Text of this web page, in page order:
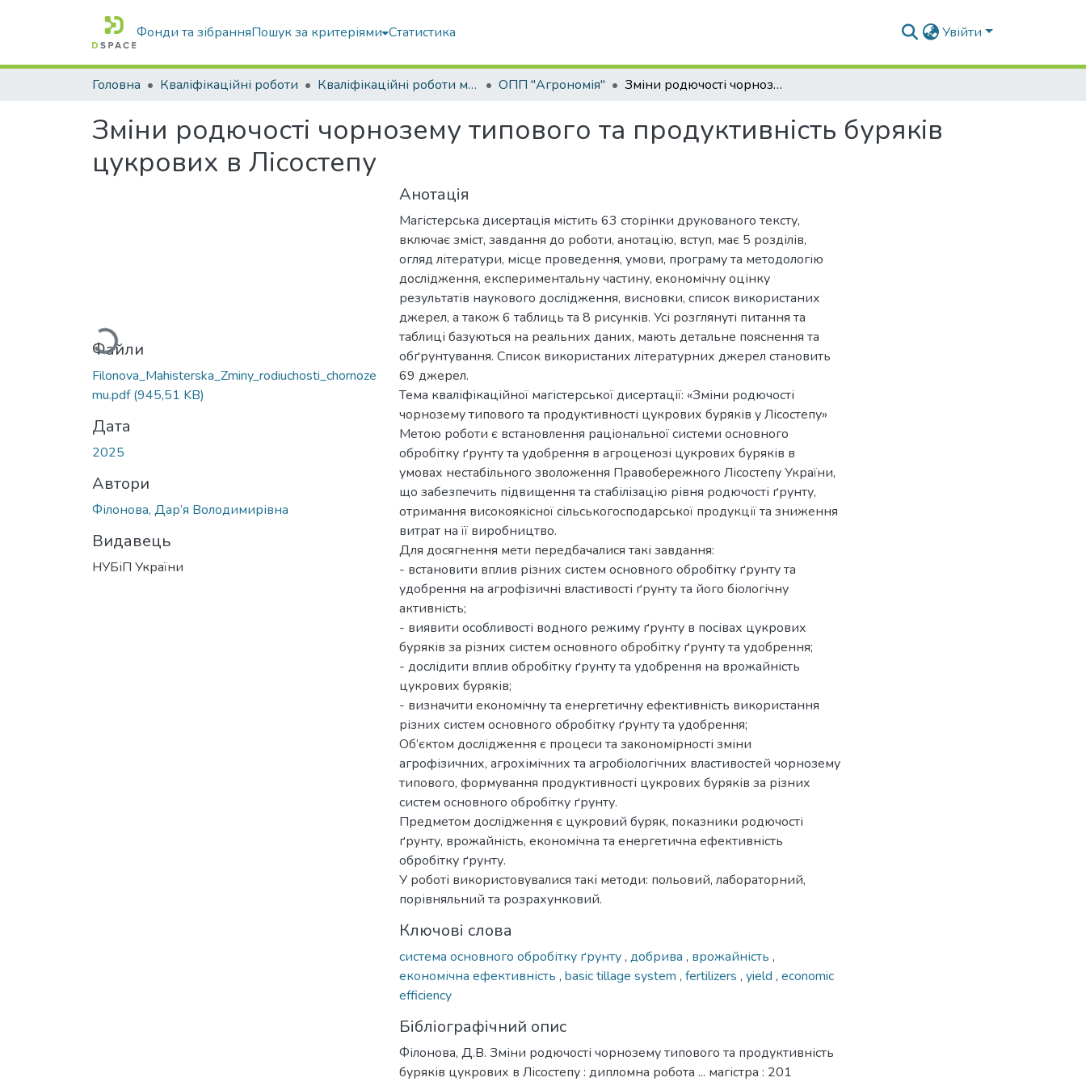
Фонди та зібранняПошук за критеріями Статистика Увійти
Головна Кваліфікаційні роботи Кваліфікаційні роботи магістрів ОПП "Агрономія" Зміни родючості чорнозему типового та продуктивність буряків цукрових в Лісостепу
Зміни родючості чорнозему типового та продуктивність буряків
цукрових в Лісостепу
Вантажиться...
Файли
Filonova_Mahisterska_Zminy_rodiuchosti_chornoze
mu.pdf(945,51 KB)
Дата
2025
Автори
Філонова, Дар’я Володимирівна
Видавець
НУБіП України
Анотація
Магістерська дисертація містить 63 сторінки друкованого тексту,
включає зміст, завдання до роботи, анотацію, вступ, має 5 розділів,
огляд літератури, місце проведення, умови, програму та методологію
дослідження, експериментальну частину, економічну оцінку
результатів наукового дослідження, висновки, список використаних
джерел, а також 6 таблиць та 8 рисунків. Усі розглянуті питання та
таблиці базуються на реальних даних, мають детальне пояснення та
обґрунтування. Список використаних літературних джерел становить
69 джерел.
Тема кваліфікаційної магістерської дисертації: «Зміни родючості
чорнозему типового та продуктивності цукрових буряків у Лісостепу»
Метою роботи є встановлення раціональної системи основного
обробітку ґрунту та удобрення в агроценозі цукрових буряків в
умовах нестабільного зволоження Правобережного Лісостепу України,
що забезпечить підвищення та стабілізацію рівня родючості ґрунту,
отримання високоякісної сільськогосподарської продукції та зниження
витрат на її виробництво.
Для досягнення мети передбачалися такі завдання:
- встановити вплив різних систем основного обробітку ґрунту та
удобрення на агрофізичні властивості ґрунту та його біологічну
активність;
- виявити особливості водного режиму ґрунту в посівах цукрових
буряків за різних систем основного обробітку ґрунту та удобрення;
- дослідити вплив обробітку ґрунту та удобрення на врожайність
цукрових буряків;
- визначити економічну та енергетичну ефективність використання
різних систем основного обробітку ґрунту та удобрення;
Об’єктом дослідження є процеси та закономірності зміни
агрофізичних, агрохімічних та агробіологічних властивостей чорнозему
типового, формування продуктивності цукрових буряків за різних
систем основного обробітку ґрунту.
Предметом дослідження є цукровий буряк, показники родючості
ґрунту, врожайність, економічна та енергетична ефективність
обробітку ґрунту.
У роботі використовувалися такі методи: польовий, лабораторний,
порівняльний та розрахунковий.
Ключові слова
система основного обробітку ґрунту, добрива , врожайність ,
економічна ефективність , basic tillage system , fertilizers , yield , economic
efficiency
Бібліографічний опис
Філонова, Д.В. Зміни родючості чорнозему типового та продуктивність
буряків цукрових в Лісостепу : дипломна робота ... магістра : 201